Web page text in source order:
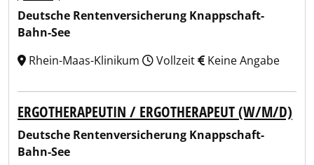
Deutsche Rentenversicherung Knappschaft-
Bahn-See
Rhein-Maas-Klinikum
Vollzeit Keine Angabe
ERGOTHERAPEUTIN / ERGOTHERAPEUT (W/M/D)
Deutsche Rentenversicherung Knappschaft-
Bahn-See